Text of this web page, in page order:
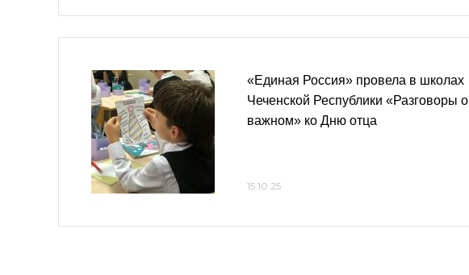
«Единая Россия» провела в школах
Чеченской Республики «Разговоры о
важном» ко Дню отца
15.10.25